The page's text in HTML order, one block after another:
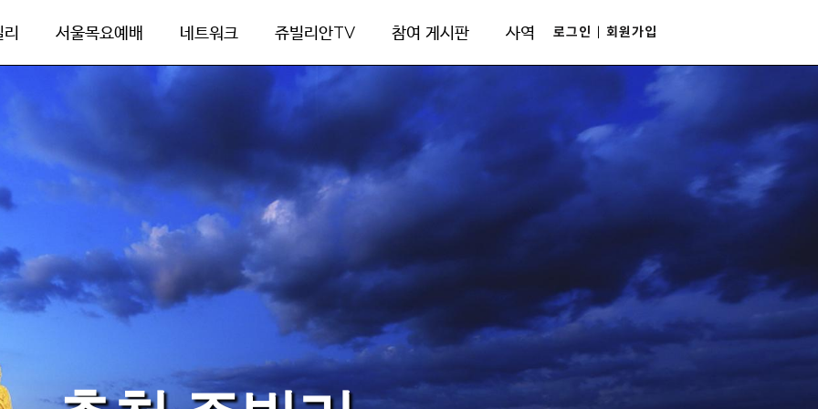
서울목요예배 네트워크 쥬빌리안TV 참여 게시판 사역 로그인 회원가입